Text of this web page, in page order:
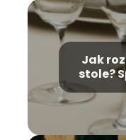
Jak
stole?